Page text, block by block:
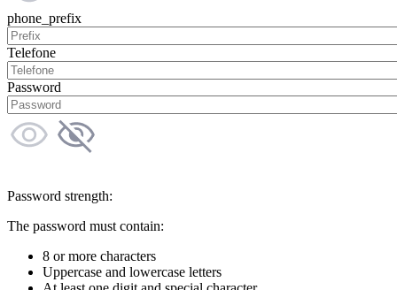
phone_prefix
Telefone
Password
Password strength:
The password must contain:
8 or more characters
Uppercase and lowercase letters